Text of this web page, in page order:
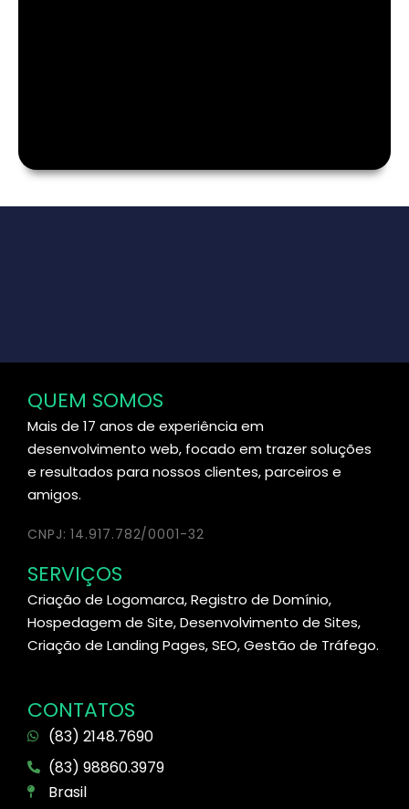
QUEM SOMOS
Mais de 17 anos de experiência em
desenvolvimento web, focado em trazer soluções
e resultados para nossos clientes, parceiros e
amigos.
CNPJ: 14.917.782/0001-32
SERVIÇOS
Criação de Logomarca, Registro de Domínio,
Hospedagem de Site, Desenvolvimento de Sites,
Criação de Landing Pages, SEO, Gestão de Tráfego.
CONTATOS
(83) 2148.7690
(83) 98860.3979
Brasil